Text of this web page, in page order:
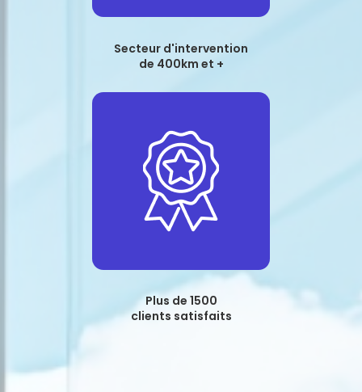
Secteur d'intervention
de 400km et +
Plus de 1500
clients satisfaits